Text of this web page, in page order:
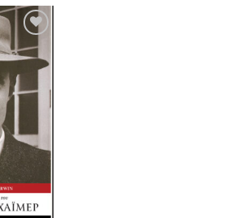
Προσθήκη
βιβλίου
στη λίστα
επιθυμιών